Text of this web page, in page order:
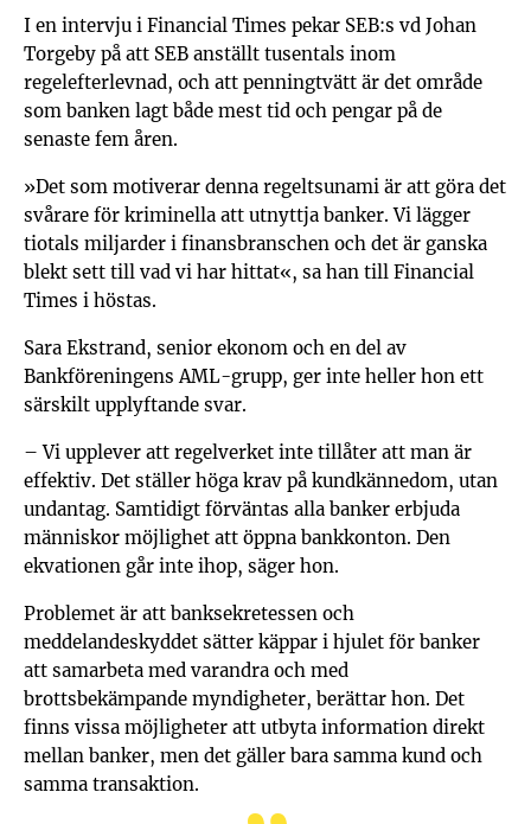
I en intervju i Financial Times pekar SEB:s vd Johan
Torgeby på att SEB anställt tusentals inom
regelefterlevnad, och att penningtvätt är det område
som banken lagt både mest tid och pengar på de
senaste fem åren.
»Det som motiverar denna regeltsunami är att göra det
svårare för kriminella att utnyttja banker. Vi lägger
tiotals miljarder i finansbranschen och det är ganska
blekt sett till vad vi har hittat«, sa han till Financial
Times i höstas.
Sara Ekstrand, senior ekonom och en del av
Bankföreningens AML-grupp, ger inte heller hon ett
särskilt upplyftande svar.
– Vi upplever att regelverket inte tillåter att man är
effektiv. Det ställer höga krav på kundkännedom, utan
undantag. Samtidigt förväntas alla banker erbjuda
människor möjlighet att öppna bankkonton. Den
ekvationen går inte ihop, säger hon.
Problemet är att banksekretessen och
meddelandeskyddet sätter käppar i hjulet för banker
att samarbeta med varandra och med
brottsbekämpande myndigheter, berättar hon. Det
finns vissa möjligheter att utbyta information direkt
mellan banker, men det gäller bara samma kund och
samma transaktion.